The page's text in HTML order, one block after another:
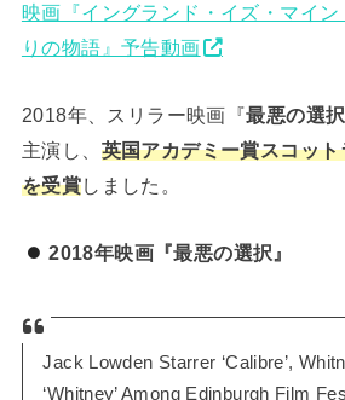
映画『イングランド・イズ・マイン
りの物語』予告動画
2018年、スリラー映画『最悪の選択
主演し、 英国アカデミー賞スコッ
を受賞しました。
2018年映画『最悪の選択』
Jack Lowden Starrer ‘Calibre’,
‘Whitney’ Among Edinburgh Film